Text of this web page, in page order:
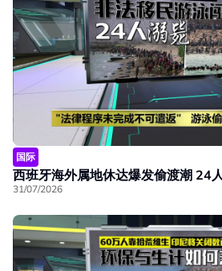
国际
西班牙海外属地休达爆发偷渡潮 24
31/07/2026